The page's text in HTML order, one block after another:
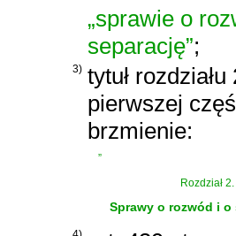
„sprawie o
separację”;
3) tytuł
pierwszej
brzmienie:
„
Rozdział 2.
Sprawy o rozwód i o